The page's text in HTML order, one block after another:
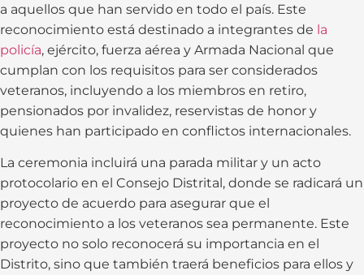
a aquellos que han servido en todo el país. Este
reconocimiento está destinado a integrantes de la
policía, ejército, fuerza aérea y Armada Nacional que
cumplan con los requisitos para ser considerados
veteranos, incluyendo a los miembros en retiro,
pensionados por invalidez, reservistas de honor y
quienes han participado en conflictos internacionales.
La ceremonia incluirá una parada militar y un acto
protocolario en el Consejo Distrital, donde se radicará un
proyecto de acuerdo para asegurar que el
reconocimiento a los veteranos sea permanente. Este
proyecto no solo reconocerá su importancia en el
Distrito, sino que también traerá beneficios para ellos y